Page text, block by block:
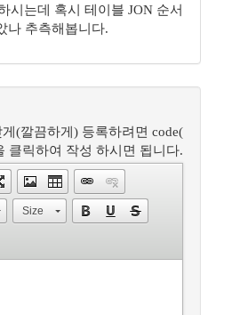
시는데 혹시 테이블 JON 순서
나 추측해봅니다.
(깔끔하게) 등록하려면 code(
클릭하여 작성 하시면 됩니다.
Size